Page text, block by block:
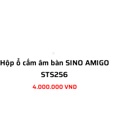
Hộp ổ cắm âm bàn SINO AMIGO
STS256
4.000.000 VND